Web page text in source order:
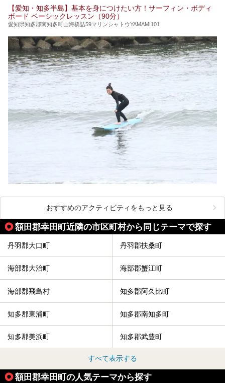
【愛知・知多半島】基本を身につけたい方！サーフィン・ボディ
ボード ベーシックレッスン（90分）
愛知県知多郡南知多町山海橋詰59マリンシャトウYAMAMI101
おすすめのアクティビティをもっと見る
額田郡幸田町近隣の市区町村から同じテーマで探す
丹羽郡大口町 丹羽郡扶桑町
海部郡大治町 海部郡蟹江町
海部郡飛島村 知多郡阿久比町
知多郡東浦町 知多郡南知多町
知多郡美浜町 知多郡武豊町
すべて表示する
額田郡幸田町の人気テーマから探す